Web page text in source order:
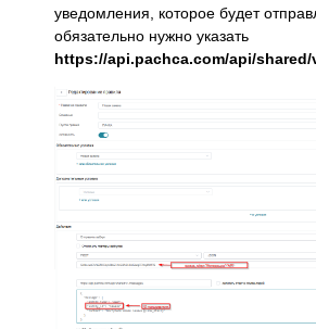
уведомления, которое будет
обязательно нужно указать
https://api.pachca.com/api/shared/